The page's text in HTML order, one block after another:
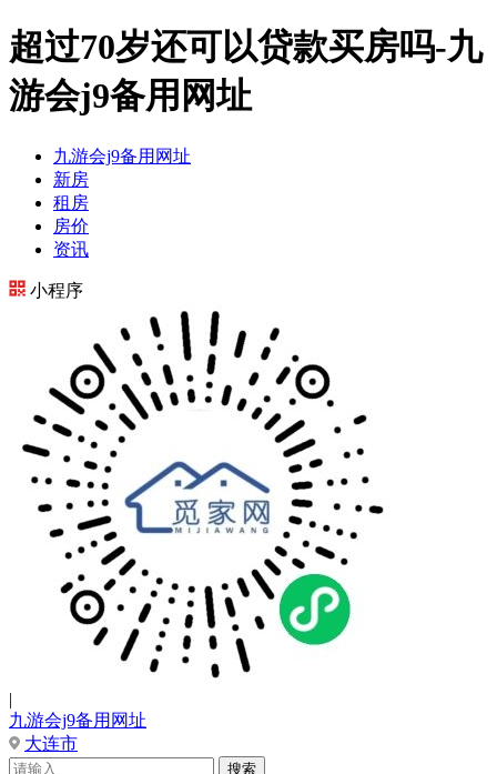
超过70岁还可以贷款买房吗-九
游会j9备用网址
九游会j9备用网址
新房
租房
房价
资讯
小程序
|
九游会j9备用网址
大连市